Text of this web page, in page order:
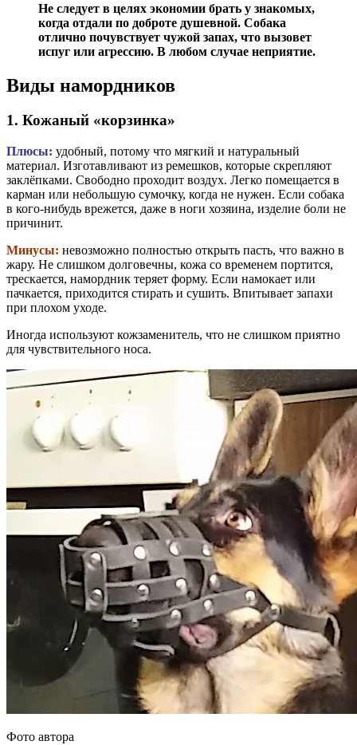
Не следует в целях экономии брать у знакомых,
когда отдали по доброте душевной. Собака
отлично почувствует чужой запах, что вызовет
испуг или агрессию. В любом случае неприятие.
Виды намордников
1. Кожаный «корзинка»
Плюсы: удобный, потому что мягкий и натуральный
материал. Изготавливают из ремешков, которые скрепляют
заклёпками. Свободно проходит воздух. Легко помещается в
карман или небольшую сумочку, когда не нужен. Если собака
в кого-нибудь врежется, даже в ноги хозяина, изделие боли не
причинит.
Минусы: невозможно полностью открыть пасть, что важно в
жару. Не слишком долговечны, кожа со временем портится,
трескается, намордник теряет форму. Если намокает или
пачкается, приходится стирать и сушить. Впитывает запахи
при плохом уходе.
Иногда используют кожзаменитель, что не слишком приятно
для чувствительного носа.
Фото автора